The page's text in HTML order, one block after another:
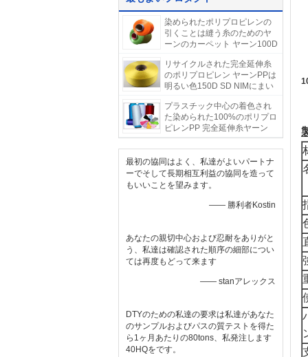
染められたポリプロピレンの
引くことは縫う糸のためのヤ
ーンのカーペット ヤーン100D
リサイクルされた完全延伸糸
のポリプロピレン ヤーンPPは
明るい色150D SD NIMにまい
プラスチック中心の着色され
た染められた100%のポリプロ
ピレンPP 完全延伸糸ヤーン
150D
最初の協同はよく、私達がよいパートナ
ーでそして長期相互利益の協同を造って
もいいことを望みます。
—— 勝利者Kostin
あなたの親切中心および忍耐をありがと
う、私達は確認された順序の細部につい
ては再度もどって来ます
—— stanアレックス
DTYのための私達の要求は私達があなた
のサンプルおよびパスの質テストを得た
ら1ヶ月あたりの80tons、私発注します
40HQをです。